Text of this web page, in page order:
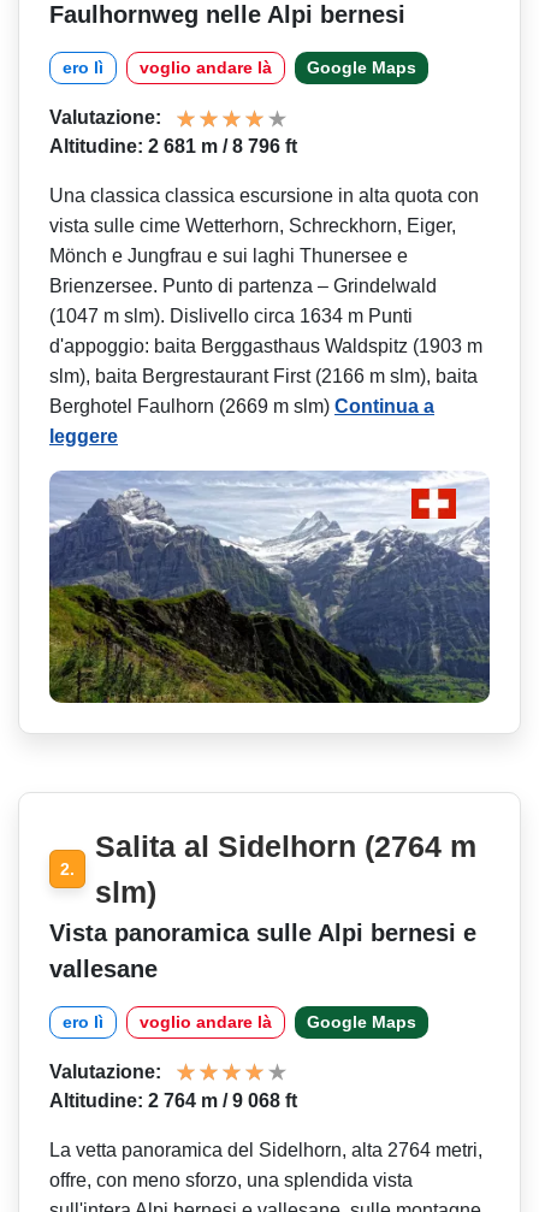
Faulhornweg nelle Alpi bernesi
ero lì voglio andare là Google Maps
Valutazione:
Altitudine: 2 681 m / 8 796 ft
Una classica classica escursione in alta quota con
vista sulle cime Wetterhorn, Schreckhorn, Eiger,
Mönch e Jungfrau e sui laghi Thunersee e
Brienzersee. Punto di partenza – Grindelwald
(1047 m slm). Dislivello circa 1634 m Punti
d'appoggio: baita Berggasthaus Waldspitz (1903 m
slm), baita Bergrestaurant First (2166 m slm), baita
Berghotel Faulhorn (2669 m slm) Continua a
leggere
2.
Salita al Sidelhorn (2764 m
slm)
Vista panoramica sulle Alpi bernesi e
vallesane
ero lì voglio andare là Google Maps
Valutazione:
Altitudine: 2 764 m / 9 068 ft
La vetta panoramica del Sidelhorn, alta 2764 metri,
offre, con meno sforzo, una splendida vista